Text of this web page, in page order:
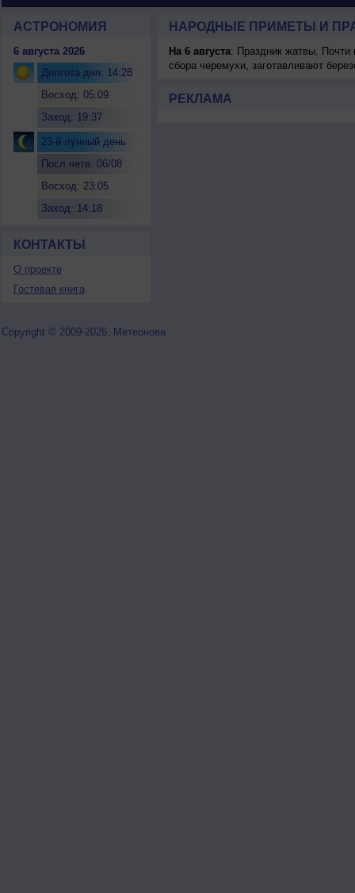
АСТРОНОМИЯ
6 августа 2026
Долгота дня: 14:28
Восход: 05:09
Заход: 19:37
23-й лунный день
Посл.четв. 06/08
Восход: 23:05
Заход: 14:18
КОНТАКТЫ
О проекте
Гостевая книга
НАРОДНЫЕ ПРИМЕТЫ И
На 6 августа: Праздник жатвы. Почти
сбора черемухи, заготавливают
РЕКЛАМА
Copyright © 2009-2026, Метеонова